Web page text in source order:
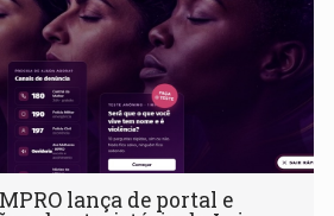
lança de portal e